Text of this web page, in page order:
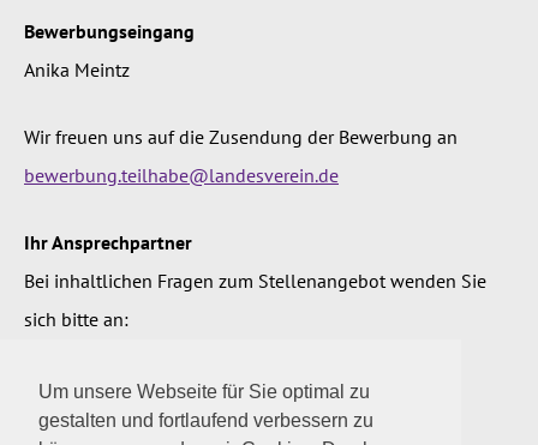
Um unsere Webseite für Sie optimal zu
gestalten und fortlaufend verbessern zu
Bewerbungseingang
Anika Meintz
Wir freuen uns auf die Zusendung der Bewerbung an
bewerbung.teilhabe@landesverein.de
Ihr Ansprechpartner
Bei inhaltlichen Fragen zum Stellenangebot wenden Sie
sich bitte an:
Tel:04328 / 18 882